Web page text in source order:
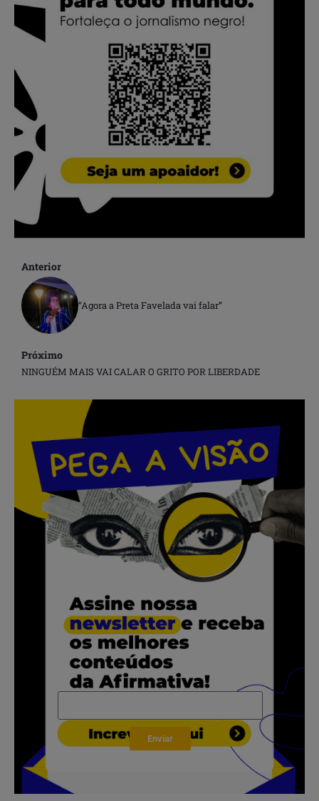
Anterior
“Agora a Preta Favelada vai falar”
Próximo
NINGUÉM MAIS VAI CALAR O GRITO POR LIBERDADE
.
.
Enviar